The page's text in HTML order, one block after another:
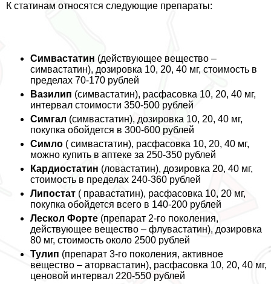
К статинам относятся следующие препараты:
Симвастатин (действующее вещество –
симвастатин), дозировка 10, 20, 40 мг, стоимость в
пределах 70-170 рублей
Вазилип (симвастатин), расфасовка 10, 20, 40 мг,
интервал стоимости 350-500 рублей
Симгал (симвастатин), дозировка 10, 20, 40 мг,
покупка обойдется в 300-600 рублей
Симло ( симвастатин), расфасовка 10, 20, 40 мг,
можно купить в аптеке за 250-350 рублей
Кардиостатин (ловастатин), дозировка 20, 40 мг,
стоимость в пределах 240-360 рублей
Липостат ( правастатин), расфасовка 10, 20 мг,
покупка обойдется всего в 140-200 рублей
Лескол Форте (препарат 2-го поколения,
действующее вещество – флувастатин), дозировка
80 мг, стоимость около 2500 рублей
Тулип (препарат 3-го поколения, активное
вещество – аторвастатин), расфасовка 10, 20, 40 мг,
ценовой интервал 220-550 рублей